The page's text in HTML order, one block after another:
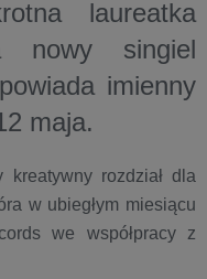
laureatka
nowy singiel
imienny
maja.
kreatywny rozdział dla
w ubiegłym miesiącu
we współpracy z